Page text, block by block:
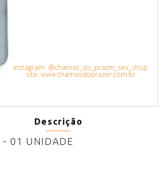
instagram: @chamas_do_prazer_sex_shop
site: www.chamasdoprazer.com.br
Descrição
01 UNIDADE